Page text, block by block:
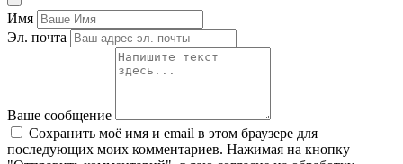
Имя
Эл. почта
Ваше сообщение
Сохранить моё имя и email в этом браузере для
последующих моих комментариев. Нажимая на кнопку